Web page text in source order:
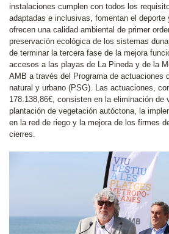
instalaciones cumplen con todos los
adaptadas e inclusivas, fomentan el
ofrecen una calidad ambiental de primer
preservación ecológica de los sistemas
de terminar la tercera fase de la mejora
accesos a las playas de La Pineda y de la
AMB a través del Programa de actuaciones
natural y urbano (PSG). Las actuaciones,
178.138,86€, consisten en la eliminación de
plantación de vegetación autóctona, la
en la red de riego y la mejora de los firmes
cierres.